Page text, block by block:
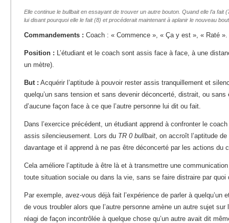
Elle continue le bullbait en essayant de trouver un autre bouton. Quand elle l’a fait
lui disant pourquoi elle le fait (8) et procéderait maintenant à aplanir le nouveau
Commandements : Coach : « Commence », « Ça y est », « Raté ».
Position : L’étudiant et le coach sont assis face à face, à une
un mètre).
But : Acquérir l’aptitude à pouvoir rester assis tranquillement et
quelqu’un sans tension et sans devenir déconcerté, distrait, ou sans
d’aucune façon face à ce que l’autre personne lui dit ou fait.
Dans l’exercice précédent, un étudiant apprend à confronter le
assis silencieusement. Lors du TR 0 bullbait, on accroît l’aptitude
davantage et il apprend à ne pas être déconcerté par les actions du
Cela améliore l’aptitude à être là et à transmettre une communication
toute situation sociale ou dans la vie, sans se faire distraire par quoi
Par exemple, avez-vous déjà fait l’expérience de parler à quelqu’un
de vous troubler alors que l’autre personne amène un autre sujet
réagi de façon incontrôlée à quelque chose qu’un autre avait dit